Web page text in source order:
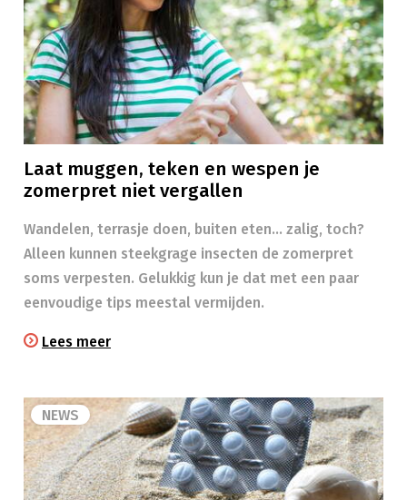
Laat muggen, teken en wespen je
zomerpret niet vergallen
Wandelen, terrasje doen, buiten eten… zalig, toch?
Alleen kunnen steekgrage insecten de zomerpret
soms verpesten. Gelukkig kun je dat met een paar
eenvoudige tips meestal vermijden.
Lees meer
NEWS